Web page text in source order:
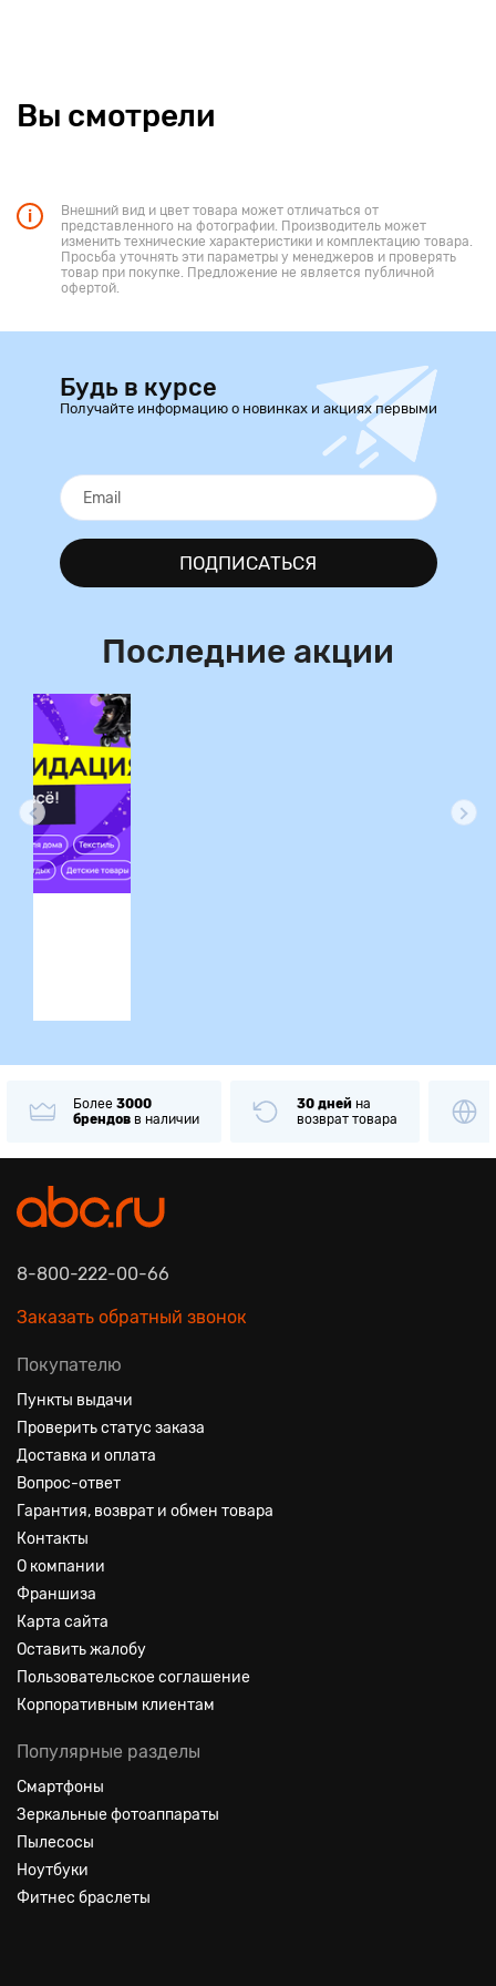
Вы смотрели
Внешний вид и цвет товара может отличаться от
представленного на фотографии. Производитель может
изменить технические характеристики и комплектацию товара.
Просьба уточнять эти параметры у менеджеров и проверять
товар при покупке. Предложение не является публичной
офертой.
Будь в курсе
Получайте информацию о новинках и акциях первыми
ПОДПИСАТЬСЯ
Последние акции
Более 3000
брендов в наличии
30 дней на
возврат товара
8-800-222-00-66
Заказать обратный звонок
Покупателю
Пункты выдачи
Проверить статус заказа
Доставка и оплата
Вопрос-ответ
Гарантия, возврат и обмен товара
Контакты
О компании
Франшиза
Карта сайта
Оставить жалобу
Пользовательское соглашение
Корпоративным клиентам
Популярные разделы
Смартфоны
Зеркальные фотоаппараты
Пылесосы
Ноутбуки
Фитнес браслеты